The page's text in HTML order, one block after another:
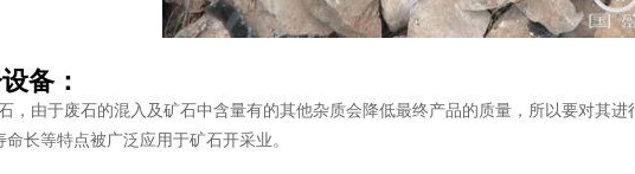
备：
由于废石的混入及矿石中含量有的其他杂质会降低最终产品的质量，所以要对其进
长等特点被广泛应用于矿石开采业。